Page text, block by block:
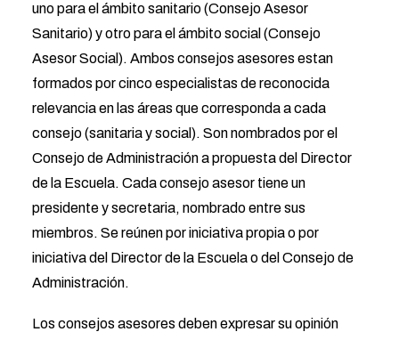
Search
uno para el ámbito sanitario (Consejo Asesor
Sanitario) y otro para el ámbito social (Consejo
Asesor Social). Ambos consejos asesores estan
formados por cinco especialistas de reconocida
relevancia en las áreas que corresponda a cada
consejo (sanitaria y social). Son nombrados por el
Consejo de Administración a propuesta del Director
de la Escuela. Cada consejo asesor tiene un
presidente y secretaria, nombrado entre sus
miembros. Se reúnen por iniciativa propia o por
iniciativa del Director de la Escuela o del Consejo de
Administración.
Los consejos asesores deben expresar su opinión